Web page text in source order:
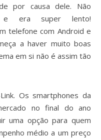
por causa dele. Não
e era super lento!
telefone com Android e
a haver muito boas
em si não é assim tão
Os smartphones da
no final do ano
uma opção para quem
médio a um preço